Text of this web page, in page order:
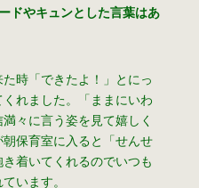
ドやキュンとした言葉はあ
時「できたよ！」とにっ
れました。「ままにいわ
々に言う姿を見て嬉しく
保育室に入ると「せんせ
着いてくれるのでいつも
います。